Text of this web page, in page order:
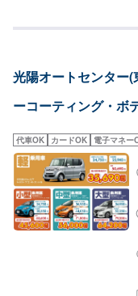
￥25,080Lサイズ￥
サイズ￥146,300Sサイズ￥
サイズ￥209,000XLサイズ
￥52,250Sサイズ￥
ズ￥8,250Mサイズ￥8,800L
見積り○スーパーバリアレジ
￥5,500Lサイズ￥6,050LL
光陽オートセンター
ーコーティング・ボ
代車OK カードOK 電子マネー